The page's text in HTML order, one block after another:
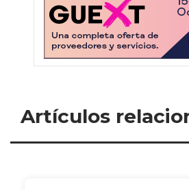
Artículos